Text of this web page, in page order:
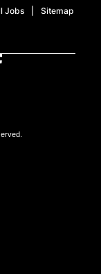
Jobs Sitemap